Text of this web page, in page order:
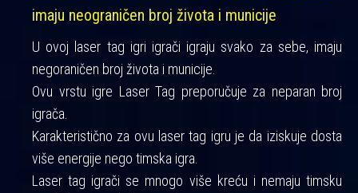
imaju neograničen broj života i municije
U ovoj laser tag igri igrači igraju svako za sebe, imaju
negoraničen broj života i municije.
Ovu vrstu igre Laser Tag preporučuje za neparan broj
igrača.
Karakteristično za ovu laser tag igru je da iziskuje dosta
više energije nego timska igra.
Laser tag igrači se mnogo više kreću i nemaju timsku